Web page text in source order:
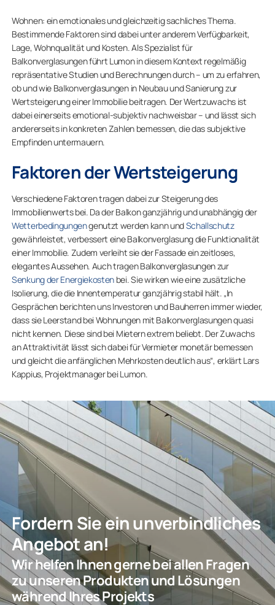
Wohnen: ein emotionales und gleichzeitig sachliches Thema.
Bestimmende Faktoren sind dabei unter anderem Verfügbarkeit,
Lage, Wohnqualität und Kosten. Als Spezialist für
Balkonverglasungen führt Lumon in diesem Kontext regelmäßig
repräsentative Studien und Berechnungen durch – um zu erfahren,
ob und wie Balkonverglasungen in Neubau und Sanierung zur
Wertsteigerung einer Immobilie beitragen. Der Wertzuwachs ist
dabei einerseits emotional-subjektiv nachweisbar – und lässt sich
andererseits in konkreten Zahlen bemessen, die das subjektive
Empfinden untermauern.
Faktoren der Wertsteigerung
Verschiedene Faktoren tragen dabei zur Steigerung des
Immobilienwerts bei. Da der Balkon ganzjährig und unabhängig der
Wetterbedingungengenutzt werden kann undSchallschutz
gewährleistet, verbessert eine Balkonverglasung die Funktionalität
einer Immobilie. Zudem verleiht sie der Fassade ein zeitloses,
elegantes Aussehen. Auch tragen Balkonverglasungen zur
Senkung der Energiekosten bei. Sie wirken wie eine zusätzliche
Isolierung, die die Innentemperatur ganzjährig stabil hält. „In
Gesprächen berichten uns Investoren und Bauherren immer wieder,
dass sie Leerstand bei Wohnungen mit Balkonverglasungen quasi
nicht kennen. Diese sind bei Mietern extrem beliebt. Der Zuwachs
an Attraktivität lässt sich dabei für Vermieter monetär bemessen
und gleicht die anfänglichen Mehrkosten deutlich aus“, erklärt Lars
Kappius, Projektmanager bei Lumon.
Fordern Sie ein unverbindliches
Angebot an!
Wir helfen Ihnen gerne bei allen Fragen
zu unseren Produkten und Lösungen
während Ihres Projekts